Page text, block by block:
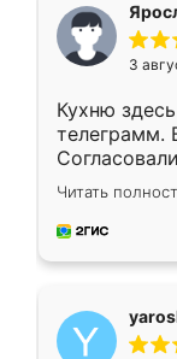
3
Кухню
телеграмм.
недели
довольны
мебель за
Читать